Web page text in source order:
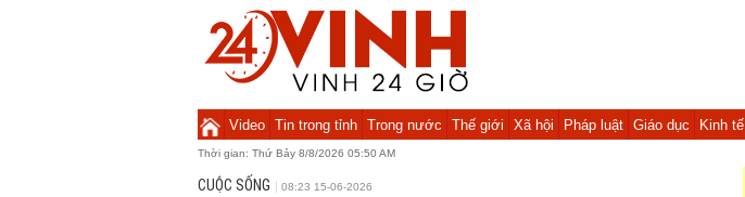
Video Tin trong tỉnh Trong nước Thế giới Xã hội Pháp luật Giáo dục Kinh tế
Thời gian: Thứ Bảy 8/8/2026 05:50 AM
CUỘC SỐNG 08:23 15-06-2026